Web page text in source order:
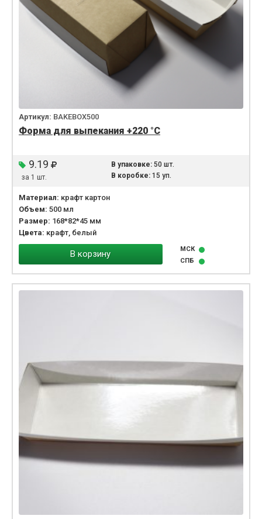
Артикул: BAKEBOX500
Форма для выпекания +220 °C
9.19
за 1 шт.
В упаковке:50 шт.
В коробке:15 уп.
Материал: крафт картон
Объем: 500 мл
Размер: 168*82*45 мм
Цвета: крафт, белый
В корзину
МСК
СПБ